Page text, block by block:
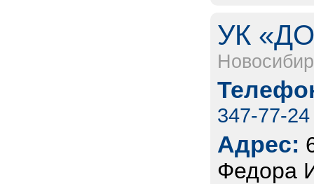
УК
347-77-24
Адрес:
Федора